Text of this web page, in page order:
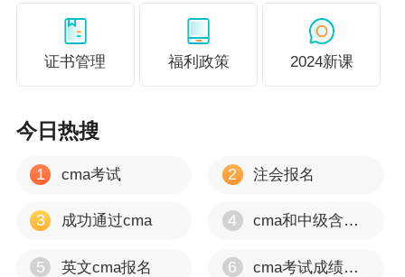
境的竞争力。
限时立减千元：报考CMA可享6折优惠！CMA课程可享8.5
证书管理 福利政策 2024新课
今日热搜
1 cma考试 2 注会报名
3 成功通过cma 4 cma和中级含金量
5 英文cma报名 6 cma考试成绩多久出